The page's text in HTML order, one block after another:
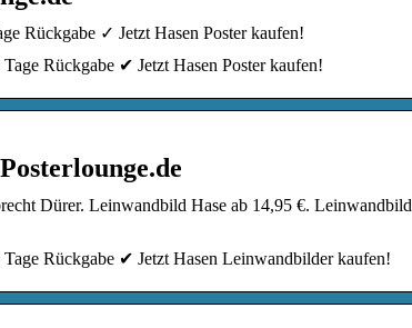
Rückgabe ✓ Jetzt Hasen Poster kaufen!
Rückgabe ✔ Jetzt Hasen Poster kaufen!
Dürer. Leinwandbild Hase ab 14,95 €. Leinwandbild
Rückgabe ✔ Jetzt Hasen Leinwandbilder kaufen!